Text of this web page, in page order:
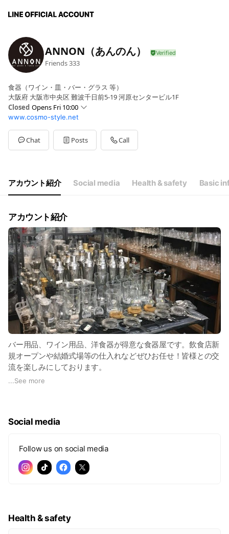
ANNON（あんのん）
Friends333
食器（ワイン・皿・バー・グラス 等）
大阪府 大阪市中央区 難波千日前5-19 河原センタービル1F
Closed Opens Fri 10:00
Sun10:00 - 17:30
Mon10:00 - 18:00
Tue10:00 - 18:00
Wed10:00 - 18:00
10:00 - 17:30
☆不定休 (年末年始など休業有)
www.cosmo-style.net
Chat Posts Call
アカウント紹介 Social media Health & safety Basic
アカウント紹介
バー用品、ワイン用品、洋食器が得意な食器屋です。飲食店新
規オープンや結婚式場等の仕入れなどぜひお任せ！皆様との交
流を楽しみにしております。
●カード可
...See more
Social media
Follow us on social media
Health & safety